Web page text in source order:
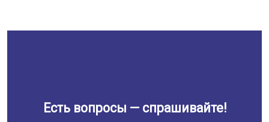
Есть вопросы — спрашивайте!